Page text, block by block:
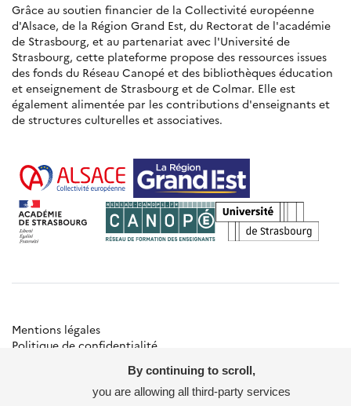
Grâce au soutien financier de la Collectivité européenne
d'Alsace, de la Région Grand Est, du Rectorat de l'académie
de Strasbourg, et au partenariat avec l'Université de
Strasbourg, cette plateforme propose des ressources issues
des fonds du Réseau Canopé et des bibliothèques éducation
et enseignement de Strasbourg et de Colmar. Elle est
également alimentée par les contributions d'enseignants et
de structures culturelles et associatives.
Mentions légales
Politique de confidentialité
By continuing to scroll,
you are allowing all third-party services